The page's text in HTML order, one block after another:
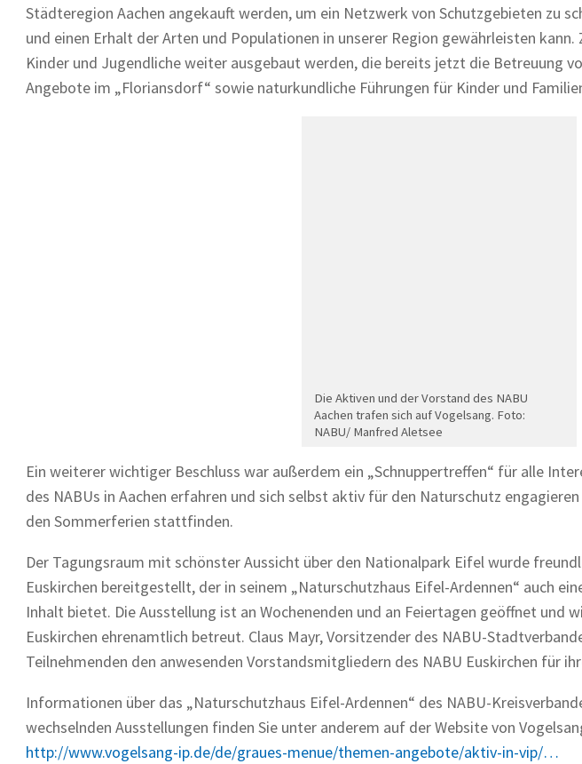
Städteregion Aachen angekauft werden, um ein Netzwerk von Schutzgebieten zu
und einen Erhalt der Arten und Populationen in unserer Region gewährleisten
Kinder und Jugendliche weiter ausgebaut werden, die bereits jetzt die Betreuung
Angebote im „Floriansdorf“ sowie naturkundliche Führungen für Kinder und
Die Aktiven und der Vorstand des NABU
Aachen trafen sich auf Vogelsang. Foto:
NABU/ Manfred Aletsee
Ein weiterer wichtiger Beschluss war außerdem ein „Schnuppertreffen“ für alle
des NABUs in Aachen erfahren und sich selbst aktiv für den Naturschutz
den Sommerferien stattfinden.
Der Tagungsraum mit schönster Aussicht über den Nationalpark Eifel wurde
Euskirchen bereitgestellt, der in seinem „Naturschutzhaus Eifel-Ardennen“ auch
Inhalt bietet. Die Ausstellung ist an Wochenenden und an Feiertagen geöffnet und
Euskirchen ehrenamtlich betreut. Claus Mayr, Vorsitzender des NABU-
Teilnehmenden den anwesenden Vorstandsmitgliedern des NABU Euskirchen für
Informationen über das „Naturschutzhaus Eifel-Ardennen“ des NABU-
wechselnden Ausstellungen finden Sie unter anderem auf der Website von
http://www.vogelsang-ip.de/de/graues-menue/themen-angebote/aktiv-in-vip/…